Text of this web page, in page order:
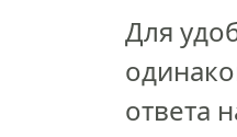
Для
ответа